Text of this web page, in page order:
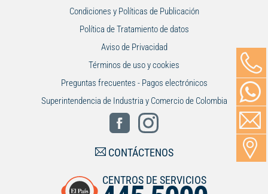
Condiciones y Políticas de Publicación
Política de Tratamiento de datos
Aviso de Privacidad
Términos de uso y cookies
Preguntas frecuentes - Pagos electrónicos
Superintendencia de Industria y Comercio de Colombia
CONTÁCTENOS
CENTROS DE SERVICIOS